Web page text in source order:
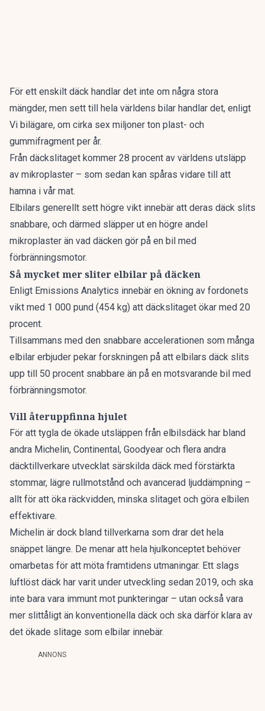
För ett enskilt däck handlar det inte om några stora
mängder, men sett till hela världens bilar handlar det, enligt
Vi bilägare, om cirka sex miljoner ton plast- och
gummifragment per år.
Från däckslitaget kommer 28 procent av världens utsläpp
av mikroplaster – som sedan kan spåras vidare till att
hamna i vår mat.
Elbilars generellt sett högre vikt innebär att deras däck slits
snabbare, och därmed släpper ut en högre andel
mikroplaster än vad däcken gör på en bil med
förbränningsmotor.
Så mycket mer sliter elbilar på däcken
Enligt Emissions Analytics innebär en ökning av fordonets
vikt med 1 000 pund (454 kg) att däckslitaget ökar med 20
procent.
Tillsammans med den snabbare accelerationen som många
elbilar erbjuder pekar forskningen på att elbilars däck slits
upp till 50 procent snabbare än på en motsvarande bil med
förbränningsmotor.
Vill återuppfinna hjulet
För att tygla de ökade utsläppen från elbilsdäck har bland
andra Michelin, Continental, Goodyear och flera andra
däcktillverkare utvecklat särskilda däck med förstärkta
stommar, lägre rullmotstånd och avancerad ljuddämpning –
allt för att öka räckvidden, minska slitaget och göra elbilen
effektivare.
Michelin är dock bland tillverkarna som drar det hela
snäppet längre. De menar att hela hjulkonceptet behöver
omarbetas för att möta framtidens utmaningar. Ett slags
luftlöst däck har varit under utveckling sedan 2019, och ska
inte bara vara immunt mot punkteringar – utan också vara
mer slittåligt än konventionella däck och ska därför klara av
det ökade slitage som elbilar innebär.
ANNONS